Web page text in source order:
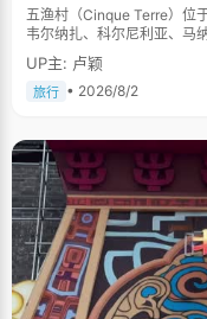
五渔村（Cinque Terre）位
韦尔纳扎、科尔尼利亚、马
山傍海，房屋色彩斑斓，
UP主: 卢颖
旅行 • 2026/8/2